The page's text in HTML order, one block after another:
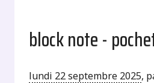
block note -
lundi 22 septembre 2025,